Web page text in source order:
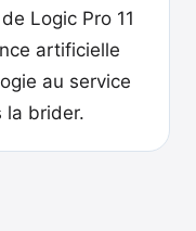
Logic Pro 11
artificielle
au service
la brider.